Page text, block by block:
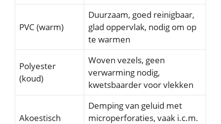
PVC (warm)
Duurzaam, goed reinigbaar,
glad oppervlak, nodig om op
te warmen
Polyester
(koud)
Woven vezels, geen
verwarming nodig,
kwetsbaarder voor vlekken
Akoestisch
Demping van geluid met
microperforaties, vaak i.c.m.